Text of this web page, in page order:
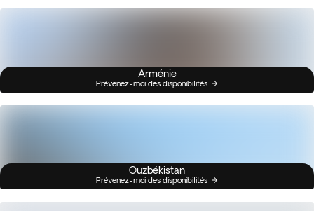
Arménie
Prévenez-moi des disponibilités
Ouzbékistan
Prévenez-moi des disponibilités